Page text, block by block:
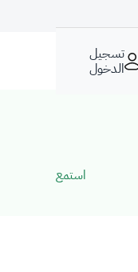
تسجيل
الدخول
استمع